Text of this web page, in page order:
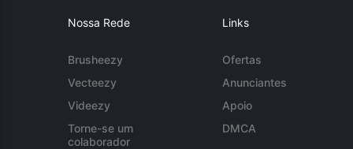
Nossa Rede
Brusheezy
Vecteezy
Videezy
Torne-se um
colaborador
Links
Ofertas
Anunciantes
Apoio
DMCA